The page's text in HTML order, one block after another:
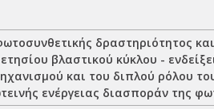
δραστηριότητος
βλαστικού κύκλου -
και του διπλού ρόλου
ενέργειας διασποράν της